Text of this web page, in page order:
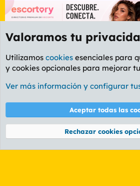
Foro Rapiñas
Cookies
PL OLDSTYLE AMARILLO
Términos y reglas
Community platform by XenForo® © 2010-2026
Valoramos tu
Utilizamos cookies esenciales para
y cookies opcionales para mejorar
Ver más información y configurar
Aceptar todas las
Rechazar cookies